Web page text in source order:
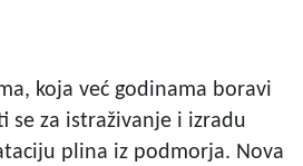
koja već godinama boravi
se za istraživanje i izradu
plina iz podmorja. Nova